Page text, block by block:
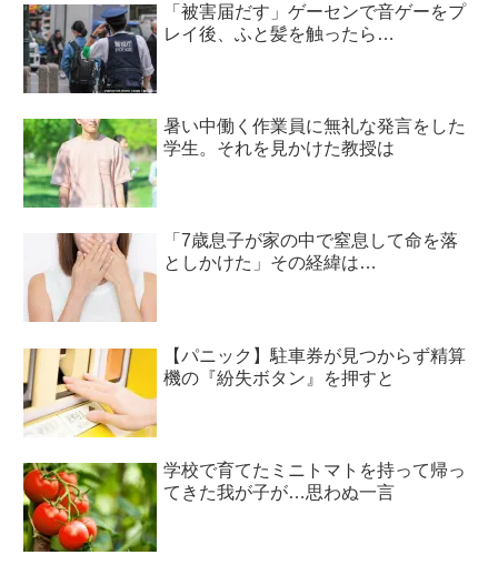
「被害届だす」ゲーセンで音ゲーをプ
レイ後、ふと髪を触ったら…
暑い中働く作業員に無礼な発言をした
学生。それを見かけた教授は
「7歳息子が家の中で窒息して命を落
としかけた」その経緯は…
【パニック】駐車券が見つからず精算
機の『紛失ボタン』を押すと
学校で育てたミニトマトを持って帰っ
てきた我が子が…思わぬ一言